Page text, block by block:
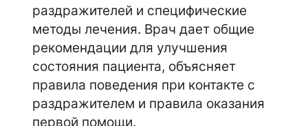
раздражителей и специфические
методы лечения. Врач дает общие
рекомендации для улучшения
состояния пациента, объясняет
правила поведения при контакте с
раздражителем и правила оказания
первой помощи.